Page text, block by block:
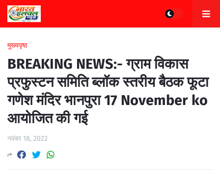
मुख्यपृष्ठ
BREAKING NEWS:- ग्राम विकास
प्रफुस्टन समिति ब्लॉक स्तरीय बैठक फूटा
गणेश मंदिर भानपुरा 17 November ko
आयोजित की गई
नवंबर 18, 2022